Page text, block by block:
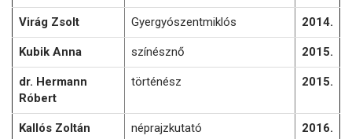
Virág Zsolt Gyergyószentmiklós 2014.
Kubik Anna színésznő 2015.
dr. Hermann
Róbert
történész 2015.
Kallós Zoltán néprajzkutató 2016.